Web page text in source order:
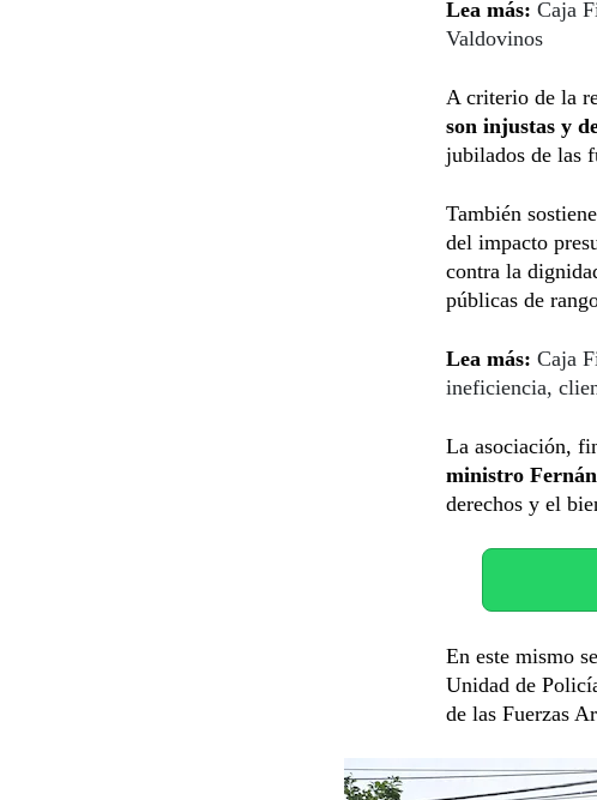
Lea más: Caja
Valdovinos
A criterio de la
son injustas y
jubilados de las
También
del impacto
contra la
públicas de
Lea más: Caja
ineficiencia,
La asociación,
ministro
derechos y el
En este mismo
Unidad de
de las Fuerzas